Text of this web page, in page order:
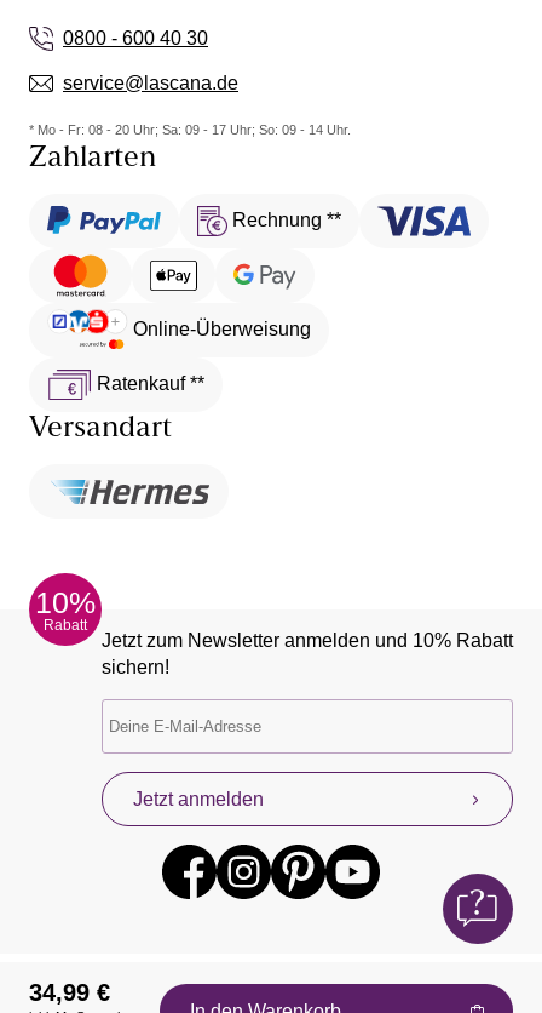
0800 - 600 40 30
service@lascana.de
* Mo - Fr: 08 - 20 Uhr; Sa: 09 - 17 Uhr; So: 09 - 14 Uhr.
Zahlarten
Rechnung **
Online-Überweisung
Ratenkauf **
Versandart
10%
Rabatt
Jetzt zum Newsletter anmelden und 10% Rabatt
sichern!
Jetzt anmelden
34,99 €